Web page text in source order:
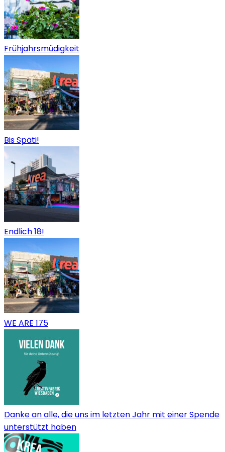
Frühjahrsmüdigkeit
Bis Späti!
Endlich 18!
WE ARE 175
Danke an alle, die uns im letzten Jahr mit einer Spende
unterstützt haben